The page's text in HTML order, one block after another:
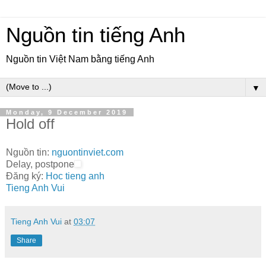
Nguồn tin tiếng Anh
Nguồn tin Việt Nam bằng tiếng Anh
▼
Monday, 9 December 2019
Hold off
Nguồn tin: nguontinviet.com
Delay, postpone
Đăng ký: Hoc tieng anh
Tieng Anh Vui
Tieng Anh Vui at 03:07
Share